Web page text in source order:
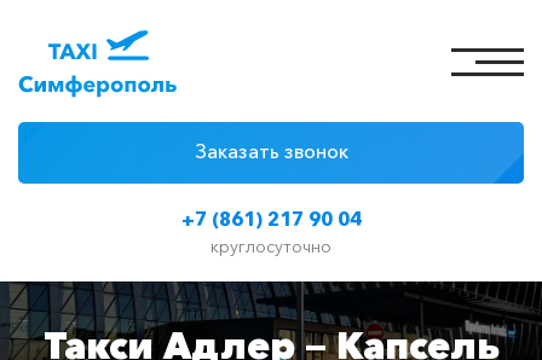
+7 (861) 217 90 04
круглосуточно
Заказать звонок
Цены на такси
Классы автомобилей
Отзывы
Такси Адлер — Капсель